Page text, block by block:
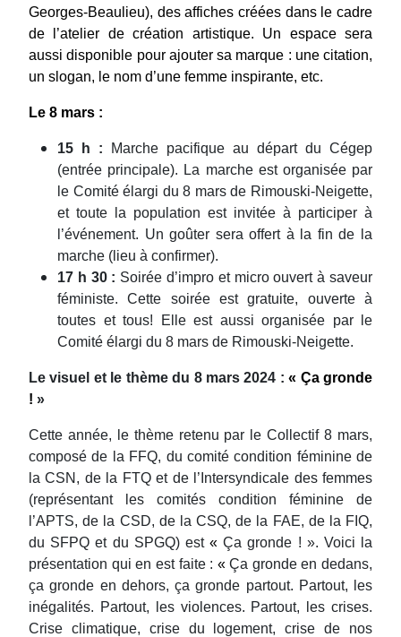
Georges-Beaulieu), des affiches créées dans le cadre
de l’atelier de création artistique. Un espace sera
aussi disponible pour ajouter sa marque : une citation,
un slogan, le nom d’une femme inspirante, etc.
Le 8 mars :
15 h :
Marche pacifique au départ du Cégep
(entrée principale). La marche est organisée par
le Comité élargi du 8 mars de Rimouski-Neigette,
et toute la population est invitée à participer à
l’événement. Un goûter sera offert à la fin de la
marche (lieu à confirmer).
17 h 30 : Soirée d’impro et micro ouvert à saveur
féministe. Cette soirée est gratuite, ouverte à
toutes et tous! Elle est aussi organisée par le
Comité élargi du 8 mars de Rimouski-Neigette.
Le visuel et le thème du 8 mars 2024 :« Ça gronde
! »
Cette année, le thème retenu par le Collectif 8 mars,
composé de la FFQ, du comité condition féminine de
la CSN, de la FTQ et de l’Intersyndicale des femmes
(représentant les comités condition féminine de
l’APTS, de la CSD, de la CSQ, de la FAE, de la FIQ,
du SFPQ et du SPGQ) est «Ça gronde ! ». Voici la
présentation qui en est faite :« Ça gronde en dedans,
ça gronde en dehors, ça gronde partout. Partout, les
inégalités. Partout, les violences. Partout, les crises.
Crise climatique, crise du logement, crise de nos